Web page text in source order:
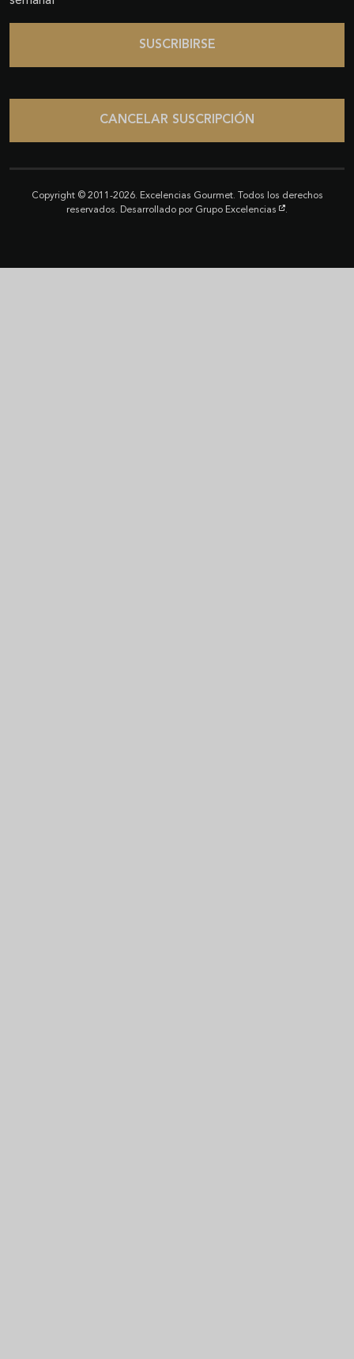
SUSCRIBIRSE
CANCELAR SUSCRIPCIÓN
Copyright © 2011-2026. Excelencias Gourmet. Todos los derechos
reservados. Desarrollado por Grupo Excelencias .